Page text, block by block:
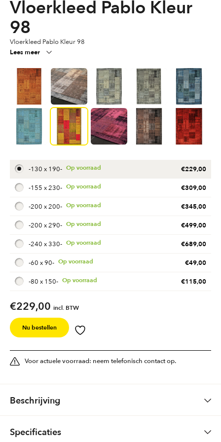
Vloerkleed Pablo Kleur
98
Vloerkleed Pablo Kleur 98
Lees meer
-130 x 190- €229,00
-155 x 230- €309,00
-200 x 200- €345,00
-200 x 290- €499,00
-240 x 330- €689,00
-60 x 90- €49,00
-80 x 150- €115,00
€229,00 incl. BTW
Nu bestellen
Voor actuele voorraad: neem telefonisch contact op.
Beschrijving
Specificaties